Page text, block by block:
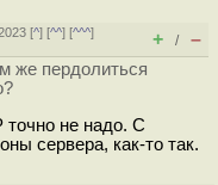
[^] [^^] [^^^]
+ / –
же пердолиться
точно не надо. С
сервера, как-то так.